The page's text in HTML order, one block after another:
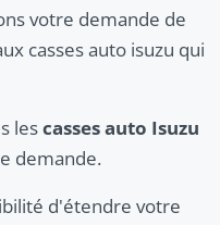
votre demande de
casses auto isuzu qui
lescasses auto Isuzu
demande.
d'étendre votre